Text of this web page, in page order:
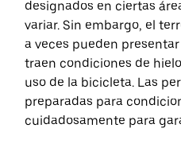
designados en ciertas
variar. Sin embargo, el
a veces pueden
traen condiciones de
uso de la bicicleta. Las
preparadas para
cuidadosamente para